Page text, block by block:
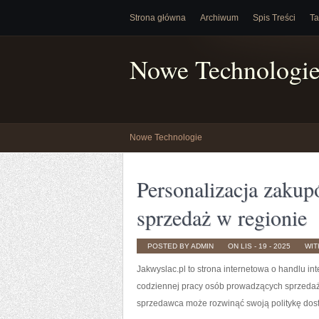
Strona główna Archiwum Spis Treści
Nowe
Nowe Technologie
Personalizacja
sprzedaż w regionie
POSTED BY ADMIN ON LIS - 19 - 2025
Jakwyslac.pl to strona internetowa o handlu
codziennej pracy osób prowadzących
sprzedawca może rozwinąć swoją politykę